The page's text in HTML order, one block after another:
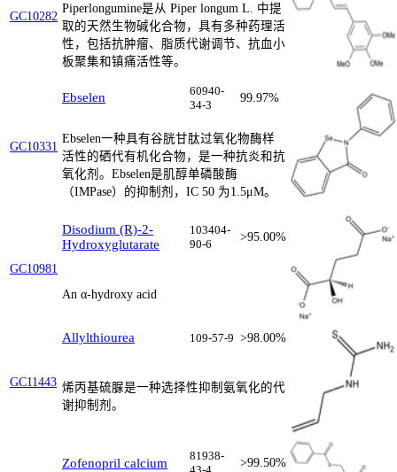
GC10282
Piperlongumine是从 Piper longum L. 中提
取的天然生物碱化合物，具有多种药理活
性，包括抗肿瘤、脂质代谢调节、抗血小
板聚集和镇痛活性等。
GC10331
Ebselen
60940-
34-3
99.97%
Ebselen一种具有谷胱甘肽过氧化物酶样
活性的硒代有机化合物，是一种抗炎和抗
氧化剂。Ebselen是肌醇单磷酸酶
（IMPase）的抑制剂，IC 50 为1.5μM。
GC10981
Disodium (R)-2-
Hydroxyglutarate
103404-
90-6
>95.00%
An α-hydroxy acid
GC11443
Allylthiourea 109-57-9 >98.00%
烯丙基硫脲是一种选择性抑制氨氧化的代
谢抑制剂。
Zofenopril calcium
81938-
>99.50%